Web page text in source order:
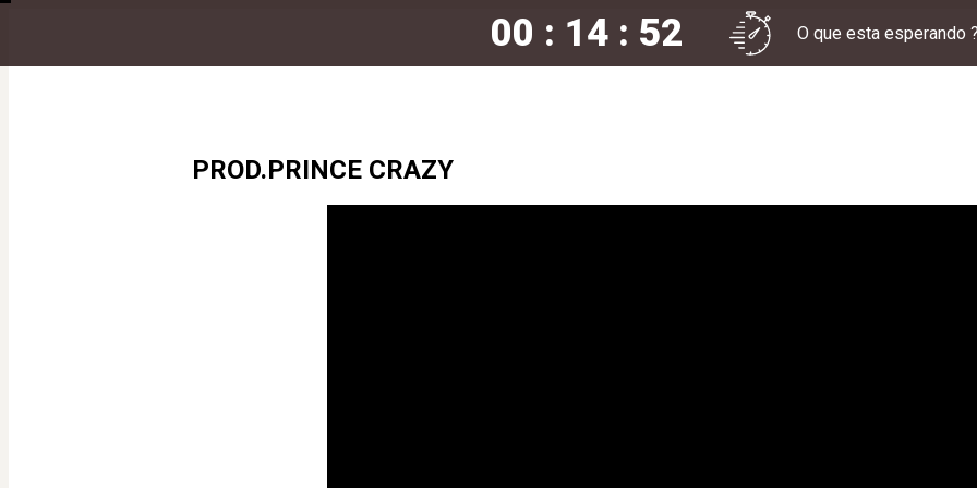
00 : 14 : 51 O que esta esperando
PROD.PRINCE CRAZY